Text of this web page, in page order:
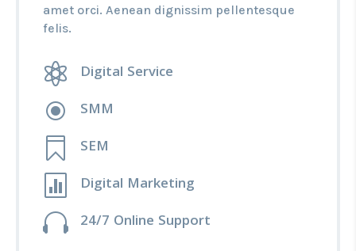
amet orci. Aenean dignissim pellentesque
felis.
 Digital Service
\ SMM
 SEM
 Digital Marketing
 24/7 Online Support